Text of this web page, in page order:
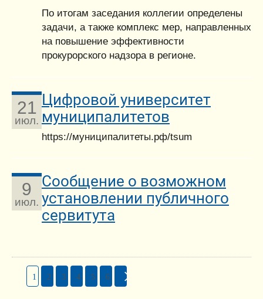
По итогам заседания коллегии определены
задачи, а также комплекс мер, направленных
на повышение эффективности
прокурорского надзора в регионе.
21
июл.
Цифровой университет
муниципалитетов
https://муниципалитеты.рф/tsum
9
июл.
Сообщение о возможном
установлении публичного
сервитута
1 2 3 4 5 6